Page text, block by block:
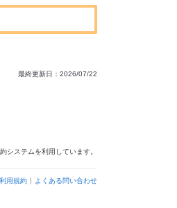
最終更新日：2026/07/22
システムを利用しています。
利用規約 よくある問い合わせ